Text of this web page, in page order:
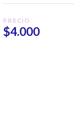
PRECIO
$4.000